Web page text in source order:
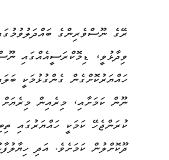
ރޭގެ ނޫސްވެރިންގެ
ވިދާޅުވީ، ޑިމޮކްރަސީއެއްގައި
ހައްޔަރުކޮށްގެން ގެންގުޅުމަކީ
ނޫން ކަމަށާއި، މިރެއިން
ކުރަންޖެހޭ ކަމަކީ ހައްޔަރުގައި
ދޫކޮށްލުން ކަމަށެވެ. އަދި